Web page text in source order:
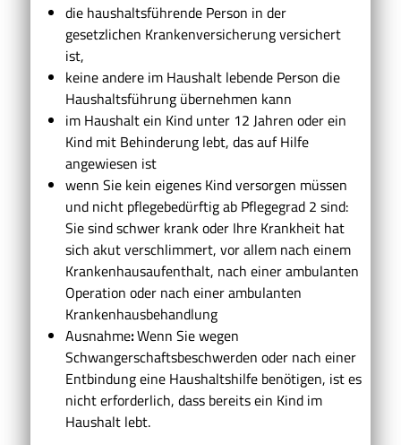
die haushaltsführende Person in der
gesetzlichen Krankenversicherung versichert
ist,
keine andere im Haushalt lebende Person die
Haushaltsführung übernehmen kann
im Haushalt ein Kind unter 12 Jahren oder ein
Kind mit Behinderung lebt, das auf Hilfe
angewiesen ist
wenn Sie kein eigenes Kind versorgen müssen
und nicht pflegebedürftig ab Pflegegrad 2 sind:
Sie sind schwer krank oder Ihre Krankheit hat
sich akut verschlimmert, vor allem nach einem
Krankenhausaufenthalt, nach einer ambulanten
Operation oder nach einer ambulanten
Krankenhausbehandlung
Ausnahme:Wenn Sie wegen
Schwangerschaftsbeschwerden oder nach einer
Entbindung eine Haushaltshilfe benötigen, ist es
nicht erforderlich, dass bereits ein Kind im
Haushalt lebt.